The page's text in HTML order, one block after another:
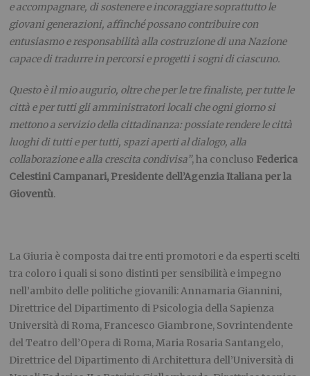
e accompagnare, di sostenere e incoraggiare soprattutto le
giovani generazioni, affinché possano contribuire con
entusiasmo e responsabilità alla costruzione di una Nazione
capace di tradurre in percorsi e progetti i sogni di ciascuno.
Questo è il mio augurio, oltre che per le tre finaliste, per tutte le
città e per tutti gli amministratori locali che ogni giorno si
mettono a servizio della cittadinanza: possiate rendere le città
luoghi di tutti e per tutti, spazi aperti al dialogo, alla
collaborazione e alla crescita condivisa”, ha concluso Federica
Celestini Campanari, Presidente dell’Agenzia Italiana per la
Gioventù.
La Giuria è composta dai tre enti promotori e da esperti scelti
tra coloro i quali si sono distinti per sensibilità e impegno
nell’ambito delle politiche giovanili: Annamaria Giannini,
Direttrice del Dipartimento di Psicologia della Sapienza
Università di Roma, Francesco Giambrone, Sovrintendente
del Teatro dell’Opera di Roma, Maria Rosaria Santangelo,
Direttrice del Dipartimento di Architettura dell’Università di